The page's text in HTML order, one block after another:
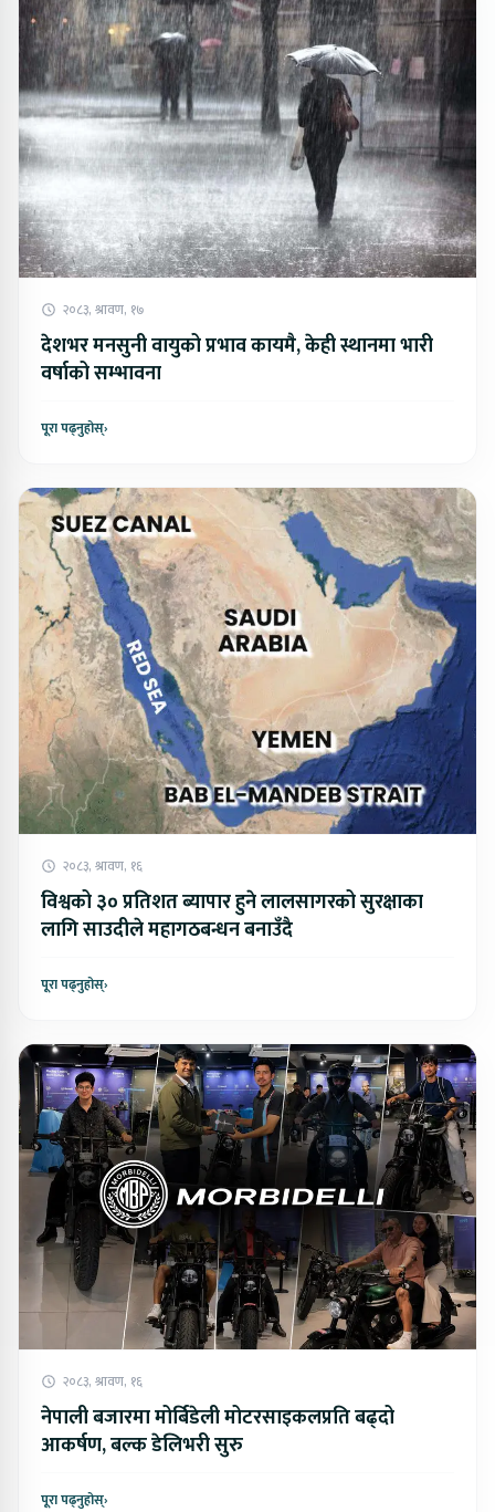
२०८३, श्रावण, १७
देशभर मनसुनी वायुको प्रभाव कायमै, केही स्थानमा भारी
वर्षाको सम्भावना
पूरा पढ्नुहोस्›
२०८३, श्रावण, १६
विश्वको ३० प्रतिशत ब्यापार हुने लालसागरको सुरक्षाका
लागि साउदीले महागठबन्धन बनाउँदै
पूरा पढ्नुहोस्›
२०८३, श्रावण, १६
नेपाली बजारमा मोर्बिडेली मोटरसाइकलप्रति बढ्दो
आकर्षण, बल्क डेलिभरी सुरु
पूरा पढ्नुहोस्›